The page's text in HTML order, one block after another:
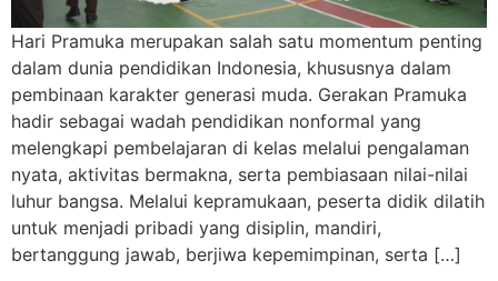
Hari Pramuka merupakan salah satu momentum penting
dalam dunia pendidikan Indonesia, khususnya dalam
pembinaan karakter generasi muda. Gerakan Pramuka
hadir sebagai wadah pendidikan nonformal yang
melengkapi pembelajaran di kelas melalui pengalaman
nyata, aktivitas bermakna, serta pembiasaan nilai-nilai
luhur bangsa. Melalui kepramukaan, peserta didik dilatih
untuk menjadi pribadi yang disiplin, mandiri,
bertanggung jawab, berjiwa kepemimpinan, serta […]